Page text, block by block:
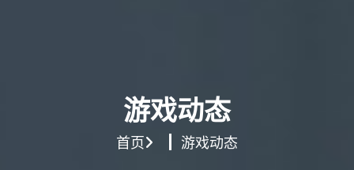
游戏动态
首页 游戏动态